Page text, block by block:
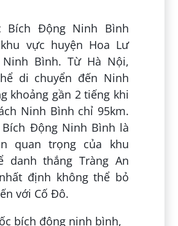
Bích Động Ninh Bình
vực huyện Hoa Lư
Bình. Từ Hà Nội,
di chuyển đến Ninh
khoảng gần 2 tiếng khi
Ninh Bình chỉ 95km.
Bích Động Ninh Bình là
quan trọng của khu
danh thắng Tràng An
định không thể bỏ
với Cố Đô.